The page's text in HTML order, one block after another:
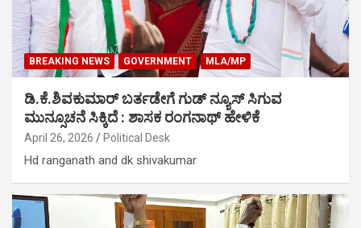
BREAKING NEWS GOVERNMENT MLA/MP
ಡಿ.ಕೆ.ಶಿವಕುಮಾರ್ ಬರ್ತಡೇಗೆ ಗುಡ್ ನ್ಯೂಸ್ ಸಿಗುವ
ಮುನ್ಸೂಚನೆ ಸಿಕ್ಕಿದೆ : ಶಾಸಕ ರಂಗನಾಥ್ ಹೇಳಿಕೆ
April 26, 2026 Political Desk
Hd ranganath and dk shivakumar